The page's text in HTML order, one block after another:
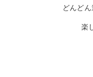
どんど
楽